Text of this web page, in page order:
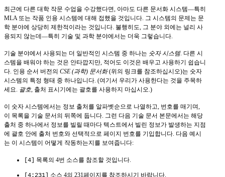
최근에 다른 대학 작문 수업을 수강했다면, 아마도 다른 문서화 시스템—특히
MLA 또는 작품 인용 시스템에 대해 접했을 것입니다. 그 시스템의 문제는 문
학 분야에 상당히 제한적이라는 것입니다. 불행히도, 그 분야 외에는 널리 사
용되지 않는데—특히 기술 및 과학 분야에서는 더욱 그렇습니다.
기술 분야에서 사용되는 더 일반적인 시스템 중 하나는 숫자 시스템. 다른 시
스템을 배워야 하는 것은 안타깝지만, 적어도 이것은 배우고 사용하기 쉽습니
다. 인용 순서 버전의 CSE (과학) 문서화(위의 링크를 참조하십시오)는 숫자
시스템의 특정 형태 중 하나입니다. (여기서 우리가 사용한다는 것을 주목하
세요. 괄호, 출처 표시기에는 괄호를 사용하지 마십시오.)
이 숫자 시스템에서는 정보 출처를 알파벳순으로 나열하고, 번호를 매기며,
이 목록을 기술 문서의 뒤쪽에 둡니다. 그런 다음 기술 문서 본문에서는 해당
출처 중 하나에서 정보를 빌릴 때마다 텍스트에서 빌린 정보가 발생하는 지점
에 괄호 안에 출처 번호와 선택적으로 페이지 번호를 기입합니다. 다음 예시
는 이 시스템이 어떻게 작동하는지를 보여줍니다:
[4] 목록의 4번 소스를 참조할 것입니다.
[4:231] 소스 4의 231페이지를 참조하시기 바랍니다.